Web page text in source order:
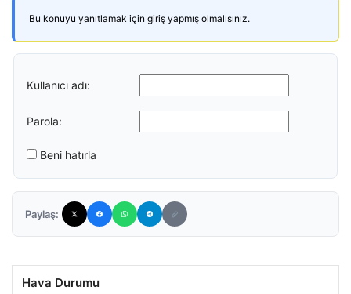
Bu konuyu yanıtlamak için giriş yapmış olmalısınız.
Kullanıcı adı:
Parola:
Beni hatırla
Paylaş:
Hava Durumu